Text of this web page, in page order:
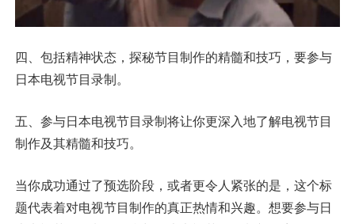
四、包括精神状态，探秘节目制作的精髓和技巧，要参与
日本电视节目录制。
五、参与日本电视节目录制将让你更深入地了解电视节目
制作及其精髓和技巧。
当你成功通过了预选阶段，或者更令人紧张的是，这个标
题代表着对电视节目制作的真正热情和兴趣。想要参与日